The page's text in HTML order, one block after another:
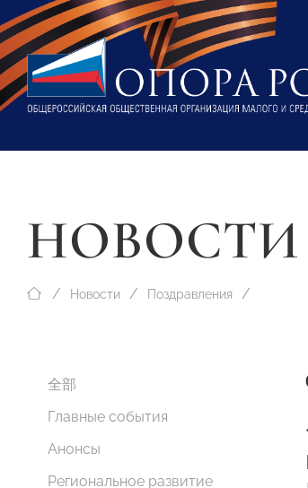
НОВОСТИ
Новости Поздравления
全部
Главные события
Анонсы
Региональное развитие